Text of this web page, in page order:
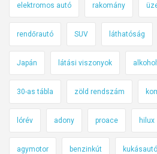
elektromos autó rakomány
rendőrautó SUV láthatóság
Japán látási viszonyok
30-as tábla zöld rendszám
lórév adony proace hilux
agymotor benzinkút kukásautó